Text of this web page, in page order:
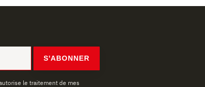
S'ABONNER
le traitement de mes